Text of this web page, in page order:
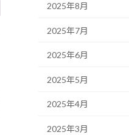
2025年8月
2025年7月
2025年6月
2025年5月
2025年4月
2025年3月